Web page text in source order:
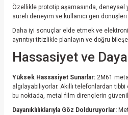
Özellikle prototip aşamasında, deneysel
süreli deneyim ve kullanıcı geri
Daha iyi sonuçlar elde etmek ve
ayrıntıyı titizlikle planlayın ve doğru
Hassasiyet ve
Yüksek Hassasiyet Sunarlar: 2M61
algılayabiliyorlar. Akıllı telefonlardan
bu noktada, metal film dirençlerin
Dayanıklılıklarıyla Göz Dolduruyorlar: